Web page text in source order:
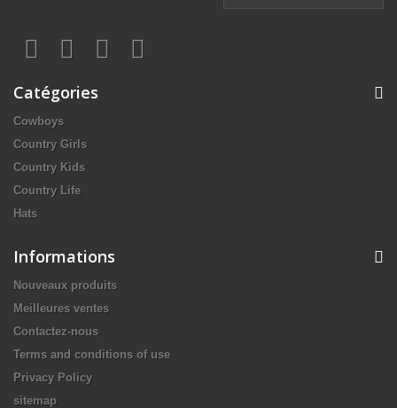
Catégories
Cowboys
Country Girls
Country Kids
Country Life
Hats
Informations
Nouveaux produits
Meilleures ventes
Contactez-nous
Terms and conditions of use
Privacy Policy
sitemap